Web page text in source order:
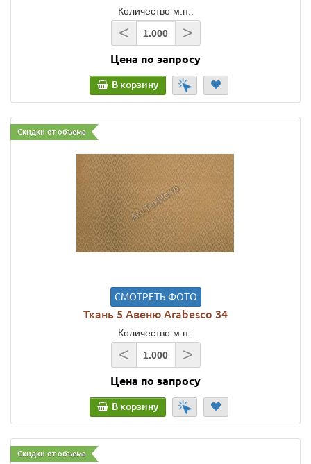
Количество м.п.:
< >
Цена по запросу
В корзину
Скидки от объема
СМОТРЕТЬ ФОТО
Ткань 5 Авеню Arabesco 34
Количество м.п.:
< >
Цена по запросу
В корзину
Скидки от объема